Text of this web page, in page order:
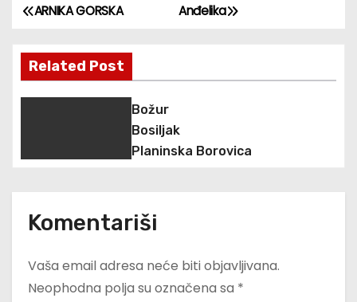
N
a
v
g
c
Anđelika
ARNIKA GORSKA
Related Post
Božur
Bosiljak
Planinska Borovica
Komentariši
Vaša email adresa neće biti objavljivana.
Neophodna polja su označena sa *